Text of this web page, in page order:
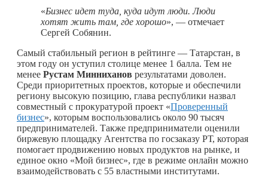
«Бизнес идет туда, куда идут люди. Люди
хотят жить там, где хорошо», — отмечает
Сергей Собянин.
Самый стабильный регион в рейтинге — Татарстан, в
этом году он уступил столице менее 1 балла. Тем не
менее Рустам Минниханов результатами доволен.
Среди приоритетных проектов, которые и обеспечили
региону высокую позицию, глава республики назвал
совместный с прокуратурой проект «Проверенный
бизнес», которым воспользовались около 90 тысяч
предпринимателей. Также предприниматели оценили
биржевую площадку Агентства по госзаказу РТ, которая
помогает продвижению новых продуктов на рынке, и
единое окно «Мой бизнес», где в режиме онлайн можно
взаимодействовать с 55 властными институтами.